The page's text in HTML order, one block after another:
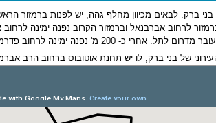
ברק. לבאים מכיוון מחלף גהה, יש לפנות ברמזור
לרחוב אברבנאל וברמזור הקרוב נפנה ימינה לרחוב
נפנה ימינה לרחוב פדרמן ונחפש חנייה.